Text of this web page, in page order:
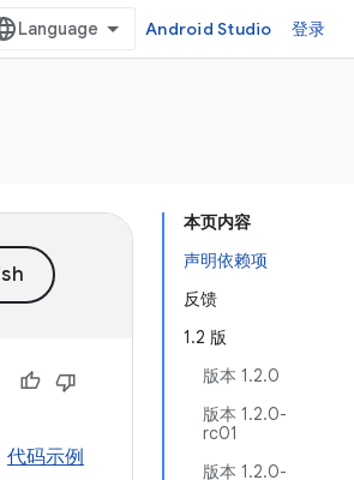
Android Studio 登录
本页内容
声明依赖项
反馈
1.2 版
版本 1.2.0
版本 1.2.0-
rc01
版本 1.2.0-
代码示例